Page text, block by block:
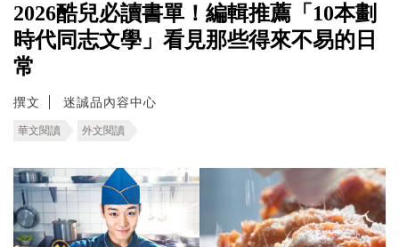
2026酷兒必讀書單！編輯推薦「10本劃
時代同志文學」看見那些得來不易的日
常
撰文 迷誠品內容中心
華文閱讀 外文閱讀